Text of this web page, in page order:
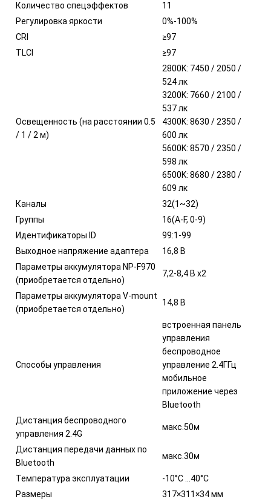
Количество спецэффектов
11
Регулировка яркости
0%-100%
CRI
≥97
TLCI
≥97
Освещенность (на расстоянии 0.5
/ 1 / 2 м)
2800K: 7450 / 2050 /
524 лк
3200K: 7660 / 2100 /
537 лк
4300K: 8630 / 2350 /
600 лк
5600K: 8570 / 2350 /
598 лк
6500K: 8680 / 2380 /
609 лк
Каналы
32(1~32)
Группы
16(A-F, 0-9)
Идентификаторы ID
99:1-99
Выходное напряжение адаптера
16,8 В
Параметры аккумулятора NP-F970
(приобретается отдельно)
7,2-8,4 В х2
Параметры аккумулятора V-mount
(приобретается отдельно)
14,8 В
Способы управления
встроенная панель
управления
беспроводное
управление 2.4ГГц
мобильное
приложение через
Bluetooth
Дистанция беспроводного
управления 2.4G
макс.50м
Дистанция передачи данных по
Bluetooth
макс.30м
Температура эксплуатации
-10°C ...40°C
Размеры
317×311×34 мм